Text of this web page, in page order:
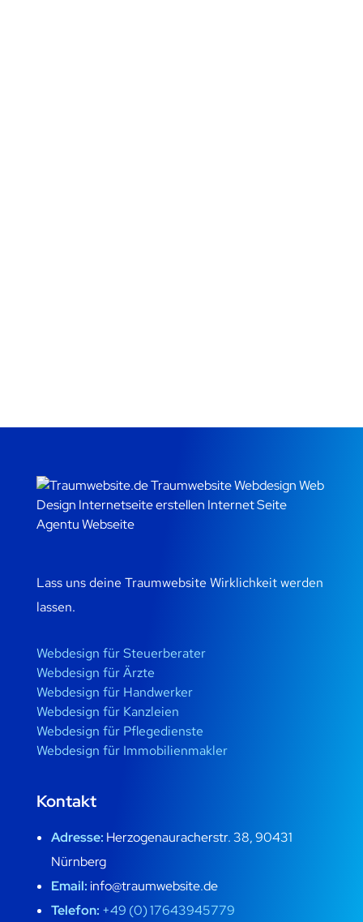
Lass uns deine Traumwebsite Wirklichkeit werden
lassen.
Webdesign für Steuerberater
Webdesign für Ärzte
Webdesign für Handwerker
Webdesign für Kanzleien
Webdesign für Pflegedienste
Webdesign für Immobilienmakler
Kontakt
Adresse: Herzogenauracherstr. 38, 90431
Nürnberg
Email:info@traumwebsite.de
Telefon: +49 (0) 17643945779